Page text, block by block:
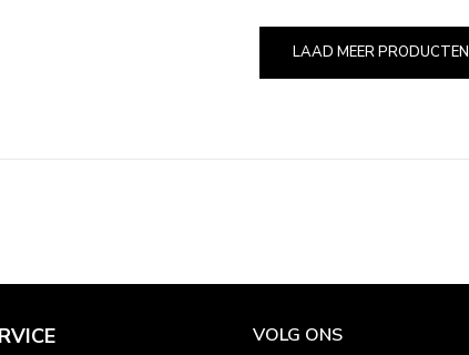
LAAD MEER PRODUCTEN
VOLG ONS